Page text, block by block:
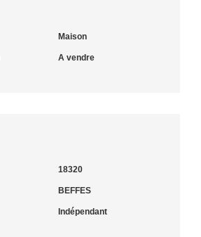
Maison
A vendre
18320
BEFFES
Indépendant